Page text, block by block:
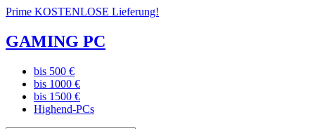
Prime KOSTENLOSE Lieferung!
GAMING PC
bis 500 €
bis 1000 €
bis 1500 €
Highend-PCs